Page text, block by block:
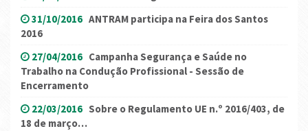
31/10/2016 ANTRAM participa na Feira dos Santos
2016
27/04/2016 Campanha Segurança e Saúde no
Trabalho na Condução Profissional - Sessão de
Encerramento
22/03/2016 Sobre o Regulamento UE n.º 2016/403, de
18 de março…